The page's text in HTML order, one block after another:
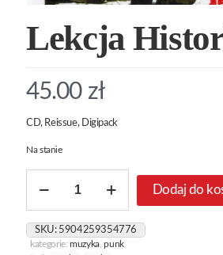
Lekcja
45.00 zł
CD, Reissue, Digipack
Na stanie
Lekcja
Dodaj do
SKU: 5904259354776
kategorie:muzyka,punk